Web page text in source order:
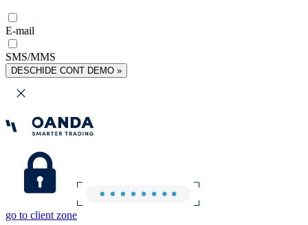
E-mail
SMS/MMS
DESCHIDE CONT DEMO »
go to client zone